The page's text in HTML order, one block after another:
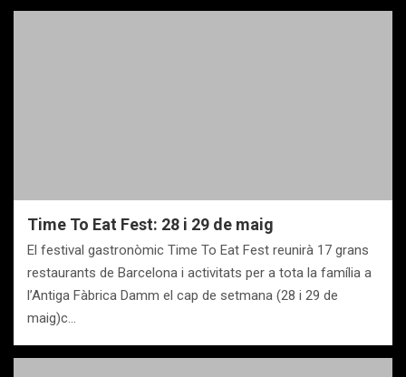
Time To Eat Fest: 28 i 29 de maig
El festival gastronòmic Time To Eat Fest reunirà 17 grans
restaurants de Barcelona i activitats per a tota la família a
l’Antiga Fàbrica Damm el cap de setmana (28 i 29 de
maig)c…